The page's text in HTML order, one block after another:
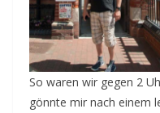
So waren wir gegen 2
gönnte mir nach einem